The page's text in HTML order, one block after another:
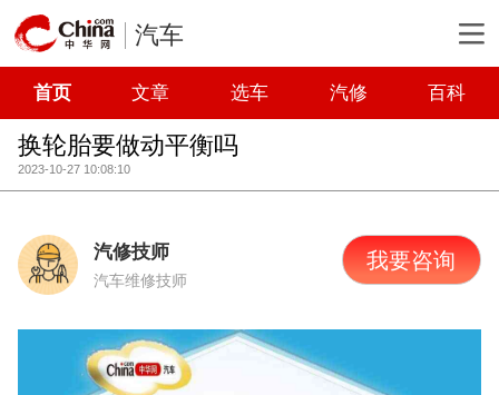
汽车
首页 文章 选车 汽修 百科
换轮胎要做动平衡吗
2023-10-27 10:08:10
汽修技师
汽车维修技师
我要咨询